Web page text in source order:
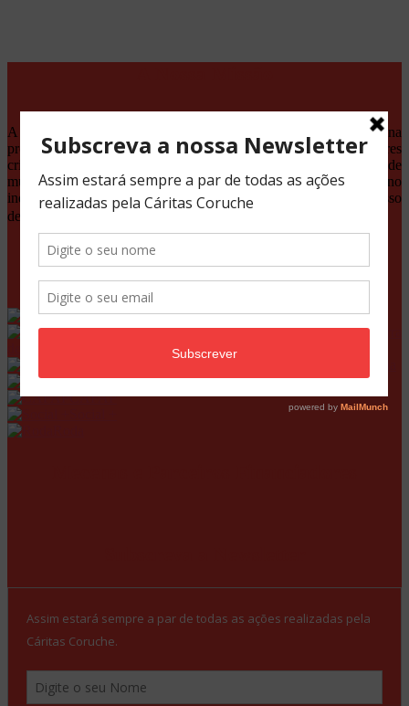
A Cáritas Coruche é uma IPSS que desenvolve a sua acção na
promoção e defesa da dignidade humana, a partir dos valores
cristãos. Responde às necessidades da comunidade, através de
múltiplos serviços que dão suporte e promovem competências no
indivíduo e nas famílias, tornando-os responsáveis pelo seu processo
de mudança.
GIP
ELI – Coruche | Salvaterra
CATL
CAFAP